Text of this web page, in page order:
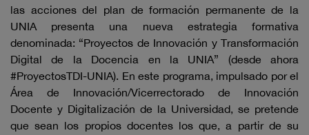
las acciones del plan de formación permanente de la
UNIA presenta una nueva estrategia formativa
denominada: “Proyectos de Innovación y Transformación
Digital de la Docencia en la UNIA” (desde ahora
#ProyectosTDI-UNIA). En este programa, impulsado por el
Área de Innovación/Vicerrectorado de Innovación
Docente y Digitalización de la Universidad, se pretende
que sean los propios docentes los que, a partir de su